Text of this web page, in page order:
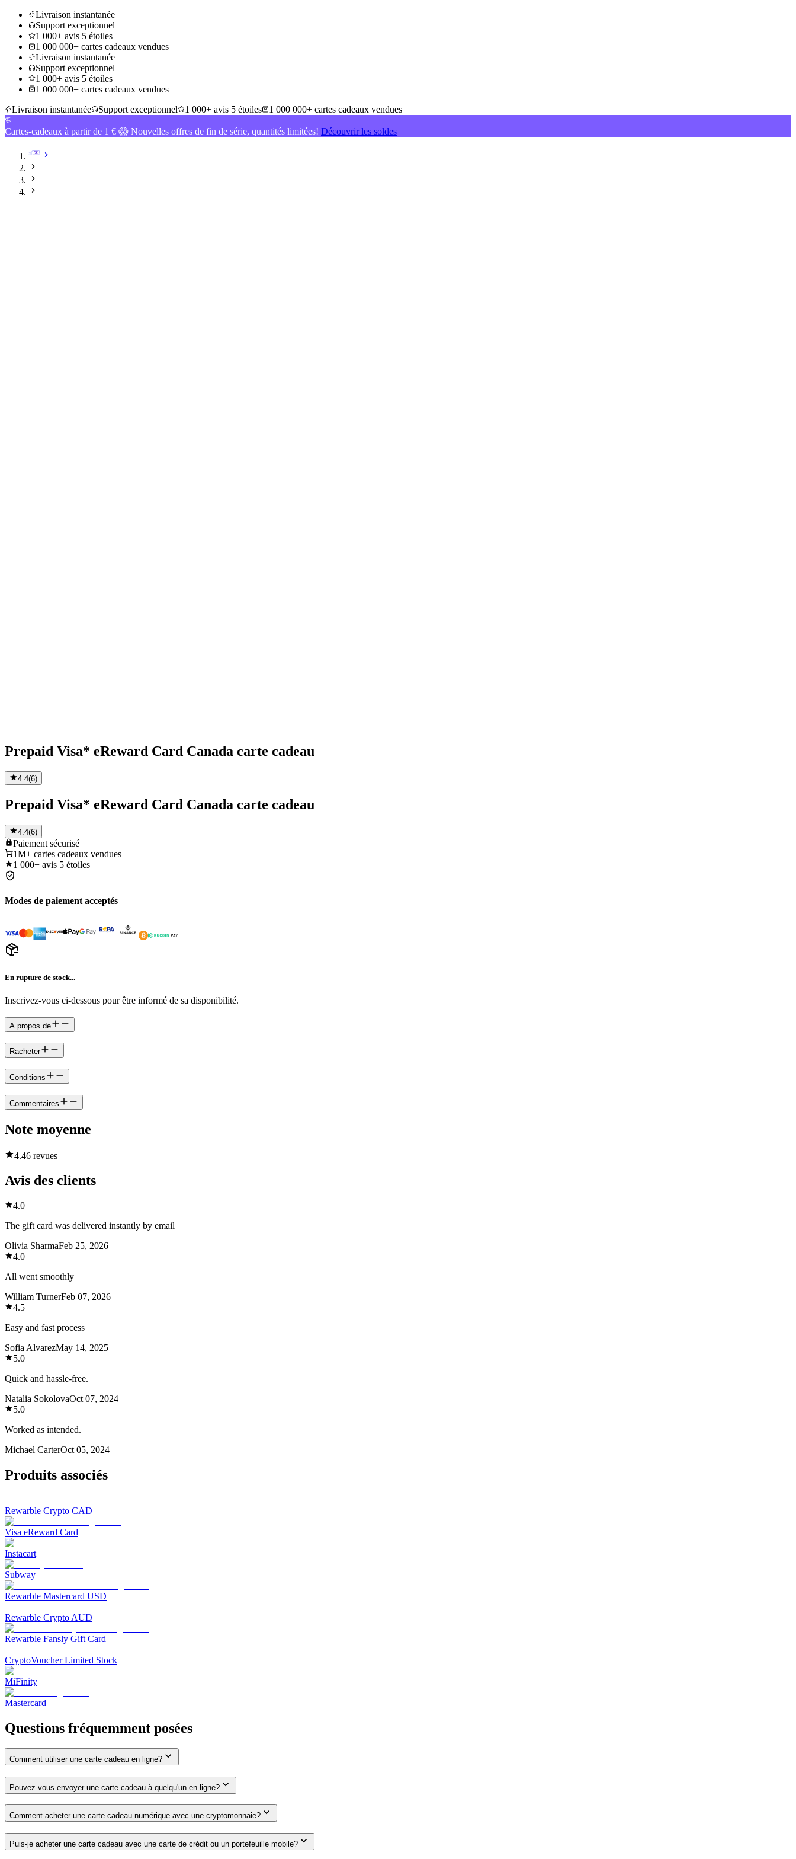
Livraison instantanée
Support exceptionnel
1 000+ avis 5 étoiles
1 000 000+ cartes cadeaux vendues
Livraison instantanée
Support exceptionnel
1 000+ avis 5 étoiles
1 000 000+ cartes cadeaux vendues
Livraison instantanée
Support exceptionnel 1 000+ avis 5 étoiles 1 000 000+ cartes cadeaux vendues
Cartes-cadeaux à partir de 1 € 😱 Nouvelles offres de fin de série, quantités limitées! Découvrir les soldes
Prepaid Visa* eReward Card Canada carte cadeau
4.4(6)
Prepaid Visa* eReward Card Canada carte cadeau
4.4(6)
Paiement sécurisé
1M+ cartes cadeaux vendues
1 000+ avis 5 étoiles
Modes de paiement acceptés
En rupture de stock...
Inscrivez-vous ci-dessous pour être informé de sa disponibilité.
A propos de
Racheter
Conditions
Commentaires
Note moyenne
4.46 revues
Avis des clients
4.0
The gift card was delivered instantly by email
Olivia SharmaFeb 25, 2026
4.0
All went smoothly
William TurnerFeb 07, 2026
4.5
Easy and fast process
Sofia AlvarezMay 14, 2025
5.0
Quick and hassle-free.
Natalia SokolovaOct 07, 2024
5.0
Worked as intended.
Michael CarterOct 05, 2024
Produits associés
Rewarble Crypto CAD
Visa eReward Card
Instacart
Subway
Rewarble Mastercard USD
Rewarble Crypto AUD
Rewarble Fansly Gift Card
CryptoVoucher Limited Stock
MiFinity
Mastercard
Questions fréquemment posées
Comment utiliser une carte cadeau en ligne?
Pouvez-vous envoyer une carte cadeau à quelqu'un en ligne?
Comment acheter une carte-cadeau numérique avec une cryptomonnaie?
Puis-je acheter une carte cadeau avec une carte de crédit ou un portefeuille mobile?